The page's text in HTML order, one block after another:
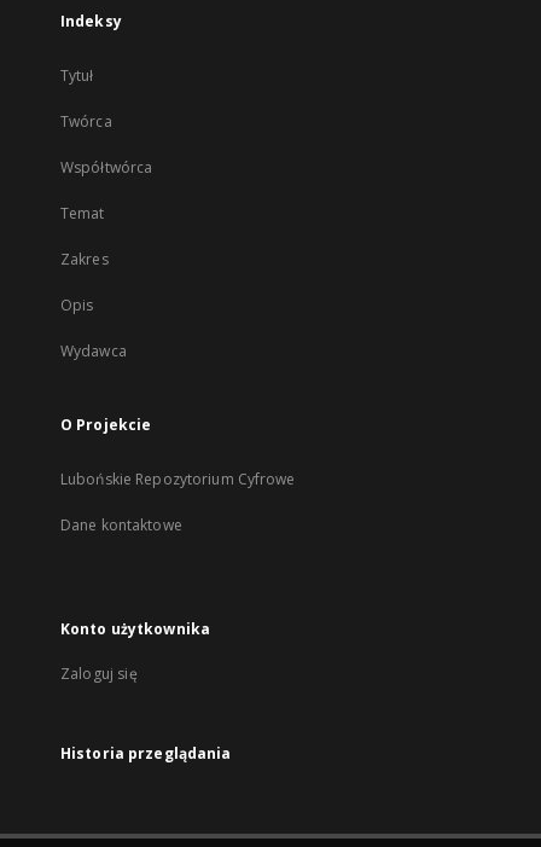
Indeksy
Tytuł
Twórca
Współtwórca
Temat
Zakres
Opis
Wydawca
O Projekcie
Lubońskie Repozytorium Cyfrowe
Dane kontaktowe
Konto użytkownika
Zaloguj się
Historia przeglądania